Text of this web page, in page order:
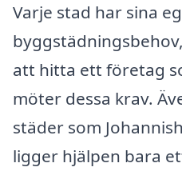
Varje stad har sina
att hitta ett företag
möter dessa krav.
städer som
ligger hjälpen bara